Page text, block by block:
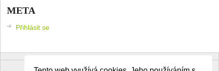
META
Přihlásit se